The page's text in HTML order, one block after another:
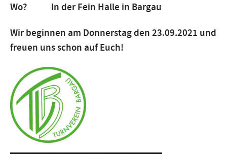
Wo? In der Fein Halle in Bargau
Wir beginnen am Donnerstag den 23.09.2021 und
freuen uns schon auf Euch!